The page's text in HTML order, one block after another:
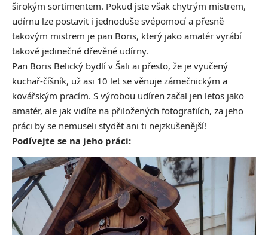
širokým sortimentem. Pokud jste však chytrým mistrem,
udírnu lze postavit i jednoduše svépomocí a přesně
takovým mistrem je pan Boris, který jako amatér vyrábí
takové jedinečné dřevěné udírny.
Pan Boris Belický bydlí v Šali ai přesto, že je vyučený
kuchař-číšník, už asi 10 let se věnuje zámečnickým a
kovářským pracím. S výrobou udíren začal jen letos jako
amatér, ale jak vidíte na přiložených fotografiích, za jeho
práci by se nemuseli stydět ani ti nejzkušenější!
Podívejte se na jeho práci: